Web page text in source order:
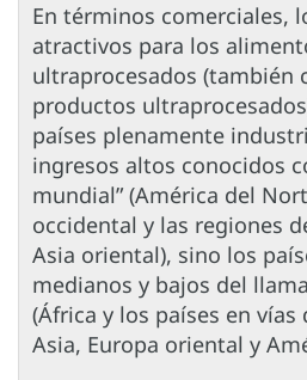
En términos comerciales,
atractivos para los
ultraprocesados (también
productos
países plenamente
ingresos altos conocidos
mundial” (América del
occidental y las regiones
Asia oriental), sino los
medianos y bajos del
(África y los países en
Asia, Europa oriental y